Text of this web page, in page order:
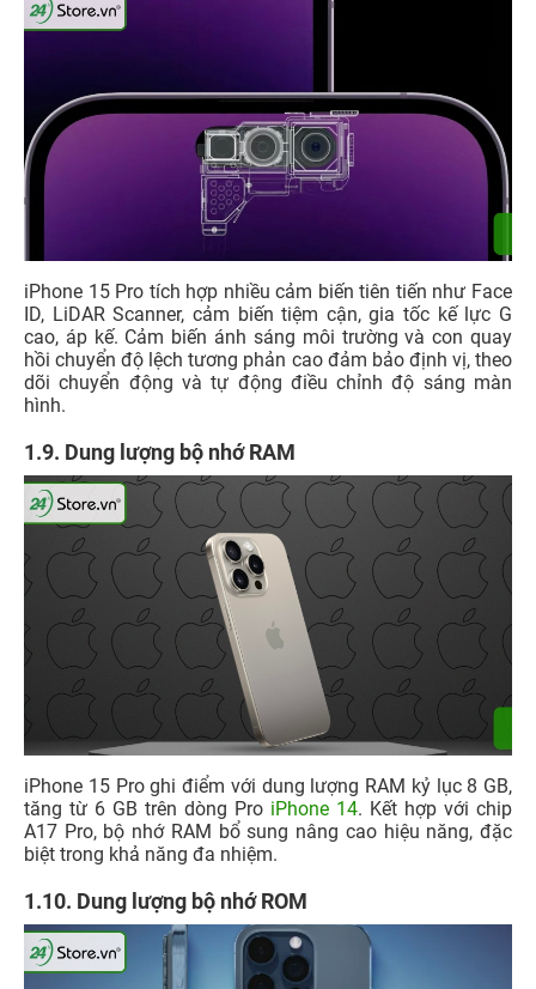
iPhone 15 Pro tích hợp nhiều cảm biến tiên tiến như Face
ID, LiDAR Scanner, cảm biến tiệm cận, gia tốc kế lực G
cao, áp kế. Cảm biến ánh sáng môi trường và con quay
hồi chuyển độ lệch tương phản cao đảm bảo định vị, theo
dõi chuyển động và tự động điều chỉnh độ sáng màn
hình.
1.9. Dung lượng bộ nhớ RAM
iPhone 15 Pro ghi điểm với dung lượng RAM kỷ lục 8 GB,
tăng từ 6 GB trên dòng Pro iPhone 14. Kết hợp với chip
A17 Pro, bộ nhớ RAM bổ sung nâng cao hiệu năng, đặc
biệt trong khả năng đa nhiệm.
1.10. Dung lượng bộ nhớ ROM